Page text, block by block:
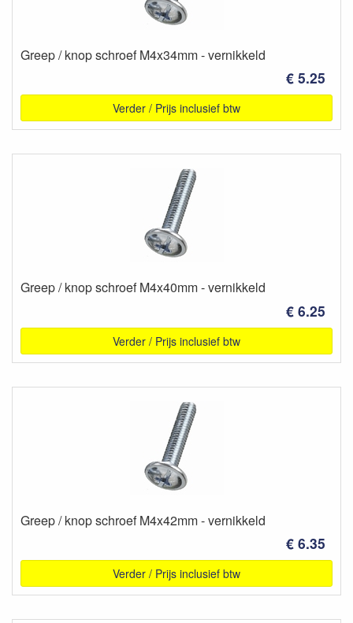
Greep / knop schroef M4x34mm - vernikkeld
€ 5.25
Verder / Prijs inclusief btw
Greep / knop schroef M4x40mm - vernikkeld
€ 6.25
Verder / Prijs inclusief btw
Greep / knop schroef M4x42mm - vernikkeld
€ 6.35
Verder / Prijs inclusief btw